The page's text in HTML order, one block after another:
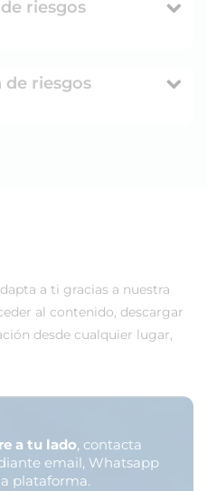
riesgos
de riesgos
a ti gracias a nuestra
al contenido, descargar
desde cualquier lugar,
a tu lado, contacta
email, Whatsapp
plataforma.